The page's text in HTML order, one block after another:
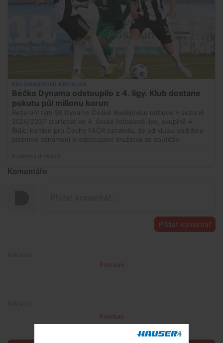
Komentáře
Přidat komentář
Premium
Premium